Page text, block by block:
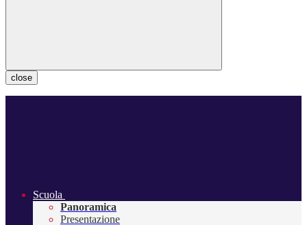
close
Scuola
Panoramica
Presentazione